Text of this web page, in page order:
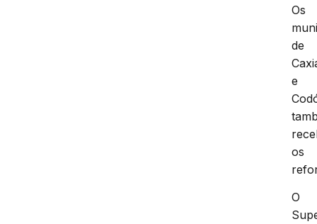
Os
de
e
os
O